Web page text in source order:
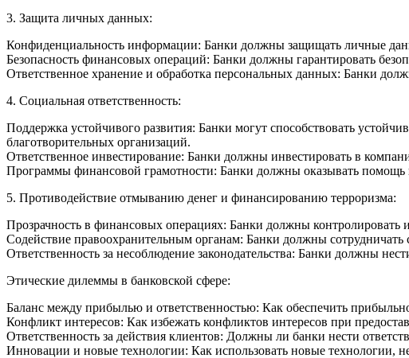
3. Защита личных данных:
Конфиденциальность информации: Банки должны защищать личные
Безопасность финансовых операций: Банки должны гарантировать
Ответственное хранение и обработка персональных данных: Банки
4. Социальная ответственность:
Поддержка устойчивого развития: Банки могут способствовать
благотворительных организаций.
Ответственное инвестирование: Банки должны инвестировать в
Программы финансовой грамотности: Банки должны оказывать
5. Противодействие отмыванию денег и финансированию терроризма:
Прозрачность в финансовых операциях: Банки должны контролировать
Содействие правоохранительным органам: Банки должны
Ответственность за несоблюдение законодательства: Банки должны
Этические дилеммы в банковской сфере:
Баланс между прибылью и ответственностью: Как обеспечить
Конфликт интересов: Как избежать конфликтов интересов при
Ответственность за действия клиентов: Должны ли банки нести
Инновации и новые технологии: Как использовать новые технологии,